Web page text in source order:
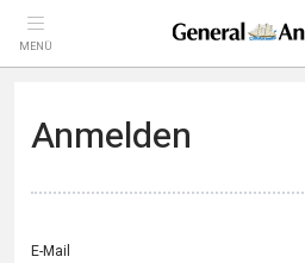
MENÜ
Anmelden
E-Mail